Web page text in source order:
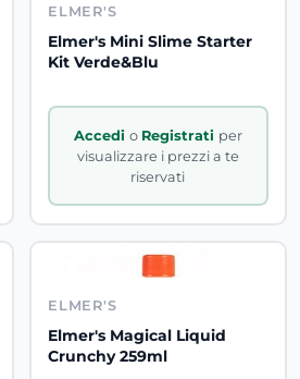
ELMER'S
Elmer's Mini Slime Starter
Kit Verde&Blu
Accedi o Registrati per
visualizzare i prezzi a te
riservati
ELMER'S
Elmer's Magical Liquid
Crunchy 259ml